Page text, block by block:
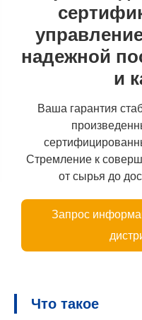
надежной
и
Ваша гарантия
Стремление к
от сырья до
Запрос
Что такое